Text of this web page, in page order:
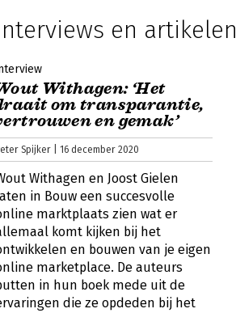
en artikelen
Withagen: ‘Het
om transparantie,
en gemak’
Spijker | 16 december 2020
Withagen en Joost Gielen
in Bouw een succesvolle
marktplaats zien wat er
komt kijken bij het
en bouwen van je eigen
marketplace. De auteurs
in hun boek mede uit de
die ze opdeden bij het